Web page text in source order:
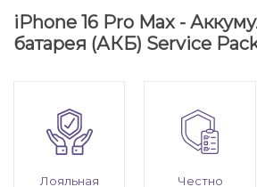
iPhone 16 Pro Max -
батарея (АКБ) Service
Лояльная
Честно